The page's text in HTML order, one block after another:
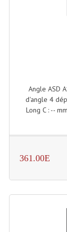
Angle ASD
d'angle 4
Long C : --
361.00E